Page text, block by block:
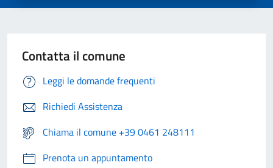
Contatta il comune
Leggi le domande frequenti
Richiedi Assistenza
Chiama il comune +39 0461 248111
Prenota un appuntamento